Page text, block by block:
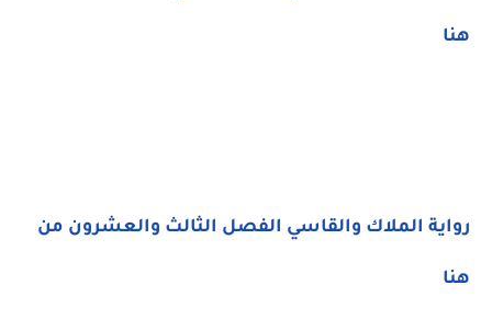
هنا
رواية الملاك والقاسي الفصل الثالث والعشرون من
هنا